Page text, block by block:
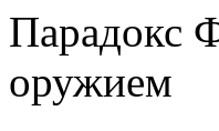
Парадокс
оружием